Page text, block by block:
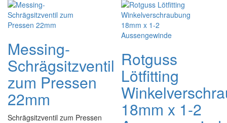
Messing-
Schrägsitzventil
zum Pressen
22mm
Schrägsitzventil zum Pressen
Rotguss
Lötfitting
18mm x 1-2